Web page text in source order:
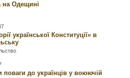
на Одещині
української Конституції» в
до українців у воюючій